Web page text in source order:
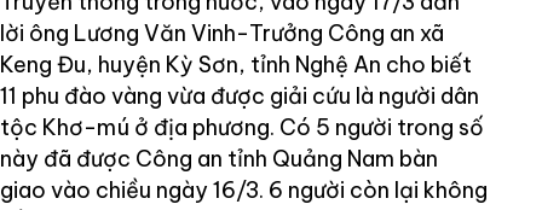
lời ông Lương Văn Vinh-Trưởng Công an xã
Keng Đu, huyện Kỳ Sơn, tỉnh Nghệ An cho biết
11 phu đào vàng vừa được giải cứu là người dân
tộc Khơ-mú ở địa phương. Có 5 người trong số
này đã được Công an tỉnh Quảng Nam bàn
giao vào chiều ngày 16/3. 6 người còn lại không